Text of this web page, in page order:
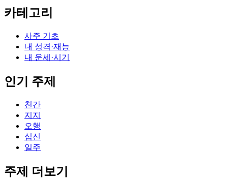
카테고리
사주 기초
내 성격·재능
내 운세·시기
인기 주제
천간
지지
오행
십신
일주
주제 더보기